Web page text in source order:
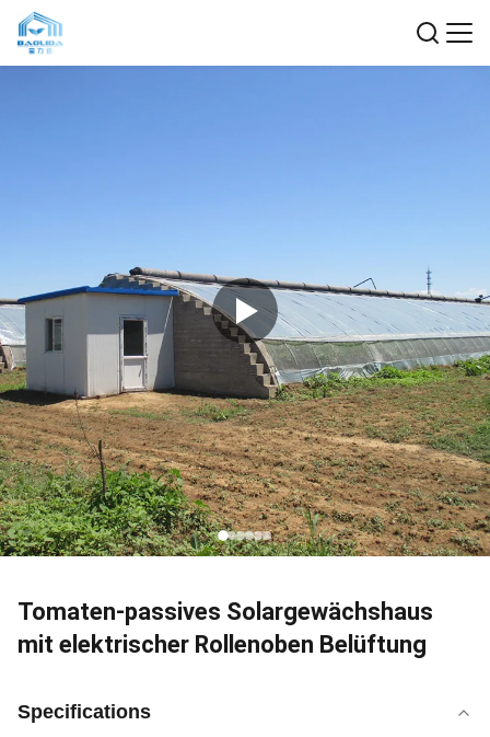
Tomaten-passives Solargewächshaus
mit elektrischer Rollenoben Belüftung
Specifications